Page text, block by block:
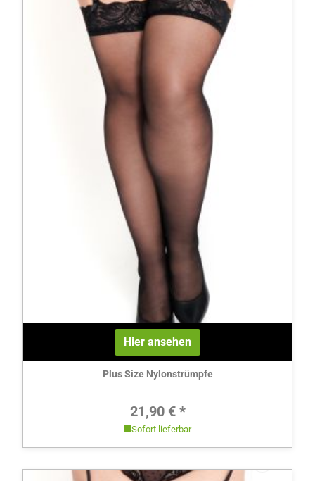
Hier ansehen
Plus Size Nylonstrümpfe
Regulärer Preis:
21,90 € *
Sofort lieferbar